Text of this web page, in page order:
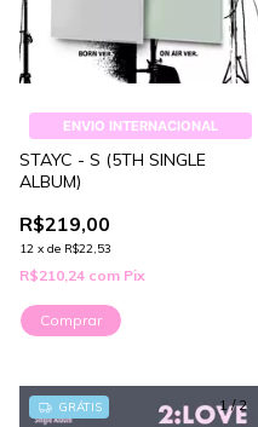
ENVIO INTERNACIONAL
STAYC - S (5TH SINGLE
ALBUM)
R$219,00
12 x de R$22,53
R$210,24 com Pix
Comprar
1 /2
GRÁTIS